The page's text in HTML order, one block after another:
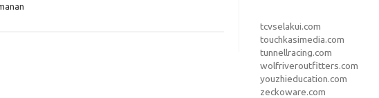
tcvselakui.com
touchkasimedia.com
tunnellracing.com
wolfriveroutfitters.com
youzhieducation.com
zeckoware.com